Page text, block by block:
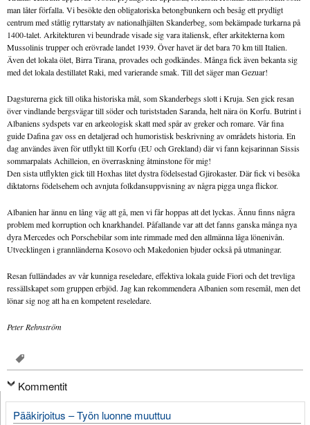
man låter förfalla. Vi besökte den obligatoriska betongbunkern och besåg ett prydligt
centrum med ståtlig ryttarstaty av nationalhjälten Skanderbeg, som bekämpade turkarna på
1400-talet. Arkitekturen vi beundrade visade sig vara italiensk, efter arkitekterna kom
Mussolinis trupper och erövrade landet 1939. Över havet är det bara 70 km till Italien.
Även det lokala ölet, Birra Tirana, provades och godkändes. Många fick även bekanta sig
med det lokala destillatet Raki, med varierande smak. Till det säger man Gezuar!
Dagsturerna gick till olika historiska mål, som Skanderbegs slott i Kruja. Sen gick resan
över vindlande bergsvägar till söder och turiststaden Saranda, helt nära ön Korfu. Butrint i
Albaniens sydspets var en arkeologisk skatt med spår av greker och romare. Vår fina
guide Dafina gav oss en detaljerad och humoristisk beskrivning av områdets historia. En
dag användes även för utflykt till Korfu (EU och Grekland) där vi fann kejsarinnan Sissis
sommarpalats Achilleion, en överraskning åtminstone för mig!
Den sista utflykten gick till Hoxhas litet dystra födelsestad Gjirokaster. Där fick vi besöka
diktatorns födelsehem och avnjuta folkdansuppvisning av några pigga unga flickor.
Albanien har ännu en lång väg att gå, men vi får hoppas att det lyckas. Ännu finns några
problem med korruption och knarkhandel. Påfallande var att det fanns ganska många nya
dyra Mercedes och Porschebilar som inte rimmade med den allmänna låga lönenivån.
Utvecklingen i grannländerna Kosovo och Makedonien bjuder också på utmaningar.
Resan fulländades av vår kunniga reseledare, effektiva lokala guide Fiori och det trevliga
ressällskapet som gruppen erbjöd. Jag kan rekommendera Albanien som resemål, men det
lönar sig nog att ha en kompetent reseledare.
Peter Rehnström
Kommentit
Pääkirjoitus – Työn luonne muuttuu